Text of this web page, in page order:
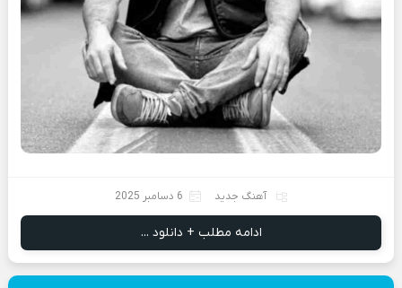
آهنگ جدید 6 دسامبر 2025
ادامه مطلب + دانلود ...